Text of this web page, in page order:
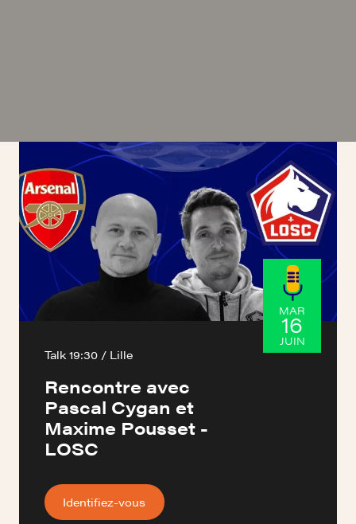
MAR
16
JUIN
Talk 19:30 / Lille
Rencontre avec
Pascal Cygan et
Maxime Pousset -
LOSC
Identifiez-vous